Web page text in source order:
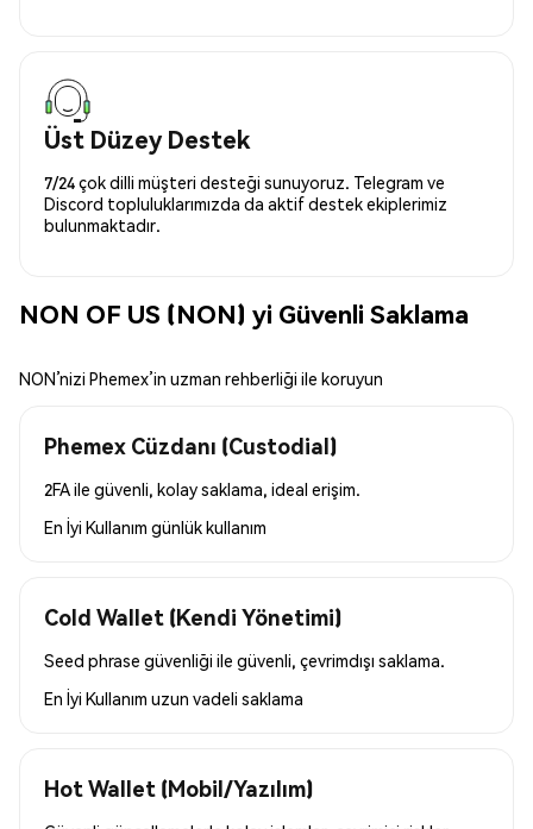
Üst Düzey Destek
7/24 çok dilli müşteri desteği sunuyoruz. Telegram ve
Discord topluluklarımızda da aktif destek ekiplerimiz
bulunmaktadır.
NON OF US (NON) yi Güvenli Saklama
NON’nizi Phemex’in uzman rehberliği ile koruyun
Phemex Cüzdanı (Custodial)
2FA ile güvenli, kolay saklama, ideal erişim.
En İyi Kullanım günlük kullanım
Cold Wallet (Kendi Yönetimi)
Seed phrase güvenliği ile güvenli, çevrimdışı saklama.
En İyi Kullanım uzun vadeli saklama
Hot Wallet (Mobil/Yazılım)